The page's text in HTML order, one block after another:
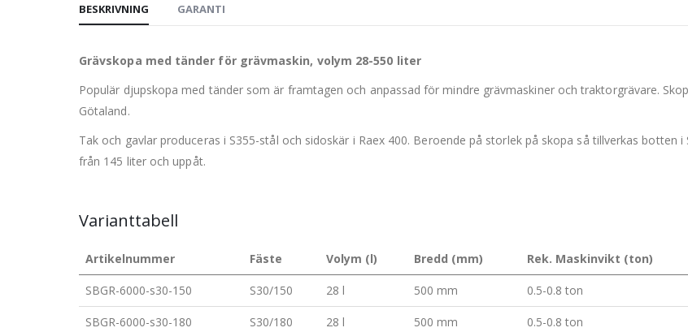
BESKRIVNING GARANTI
Grävskopa med tänder för grävmaskin, volym 28-550 liter
Populär djupskopa med tänder som är framtagen och anpassad för mindre grävmaskiner och traktorgrävare.
Götaland.
Tak och gavlar produceras i S355-stål och sidoskär i Raex 400. Beroende på storlek på skopa så tillverkas botten
från 145 liter och uppåt.
Varianttabell
Artikelnummer Fäste Volym (l) Bredd (mm) Rek. Maskinvikt (ton)
SBGR-6000-s30-150 S30/150 28 l 500 mm 0.5-0.8 ton
SBGR-6000-s30-180 S30/180 28 l 500 mm 0.5-0.8 ton